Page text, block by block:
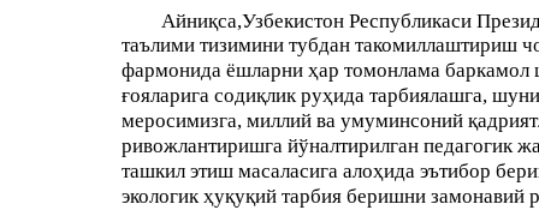
Айниқса,Узбекистон Республикаси
таълими тизимини тубдан такомиллаштириш
фармонида ёшларни ҳар томонлама баркамол
ғояларига содиқлик руҳида тарбиялашга,
меросимизга, миллий ва умуминсоний
ривожлантиришга йўналтирилган педагогик
ташкил этиш масаласига алоҳида эътибор
экологик ҳуқуқий тарбия беришни замонавий